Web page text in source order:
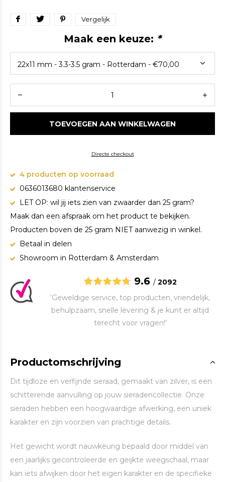
Vergelijk
Maak een keuze: *
TOEVOEGEN AAN WINKELWAGEN
Directe checkout
4 producten op voorraad
0636013680 klantenservice
LET OP: wil jij iets zien van zwaarder dan 25 gram?
Maak dan een afspraak om het product te bekijken.
Producten boven de 25 gram NIET aanwezig in winkel.
Betaal in delen
Showroom in Rotterdam & Amsterdam
9.6 / 2092
‘Geweldige service, top producten, vriendelijk,
behulpzaam, snelle levering & je kunt er altijd
terecht voor vragen!’
Productomschrijving
Dit tijdloze en verfijnde sieraad, gemaakt van zilver, is een
schitterende aanvulling op jouw sieradencollectie. Onze
sieraden hebben een hoogwaardige afwerking, een uniek
karakter en zijn voorzien van prachtige details.
Het gewicht wordt nauwkeurig bepaald door middel van
een jaarlijks gecontroleerde en geijkte weegschaal, maar
kan iets afwijken door het eigen karakter en de specifieke